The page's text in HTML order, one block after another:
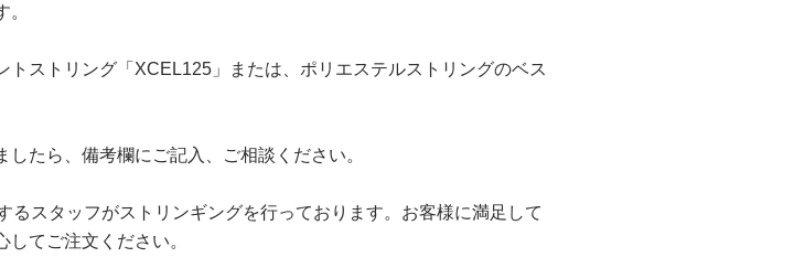
ストリング「XCEL125」または、ポリエステルストリングのベス
たら、備考欄にご記入、ご相談ください。
スタッフがストリンギングを行っております。お客様に満足して
てご注文ください。